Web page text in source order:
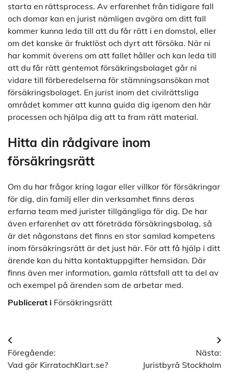
starta en rättsprocess. Av erfarenhet från tidigare fall
och domar kan en jurist nämligen avgöra om ditt fall
kommer kunna leda till att du får rätt i en domstol, eller
om det kanske är fruktlöst och dyrt att försöka. När ni
har kommit överens om att fallet håller och kan leda till
att du får rätt gentemot försäkringsbolaget går ni
vidare till förberedelserna för stämningsansökan mot
försäkringsbolaget. En jurist inom det civilrättsliga
området kommer att kunna guida dig igenom den här
processen och hjälpa dig att ta fram rätt material.
Hitta din rådgivare inom
försäkringsrätt
Om du har frågor kring lagar eller villkor för försäkringar
för dig, din familj eller din verksamhet finns deras
erfarna team med jurister tillgängliga för dig. De har
även erfarenhet av att företräda försäkringsbolag, så
är det någonstans det finns en stor samlad kompetens
inom försäkringsrätt är det just här. För att få hjälp i ditt
ärende kan du hitta kontaktuppgifter hemsidan. Där
finns även mer information, gamla rättsfall att ta del av
och exempel på ärenden som de arbetar med.
Publicerat i Försäkringsrätt
Inläggsnavigering
Föregående:
Vad gör KirratochKlart.se?
Nästa:
Juristbyrå Stockholm